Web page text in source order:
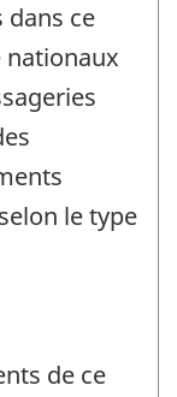
dans ce
nationaux
le type
de ce